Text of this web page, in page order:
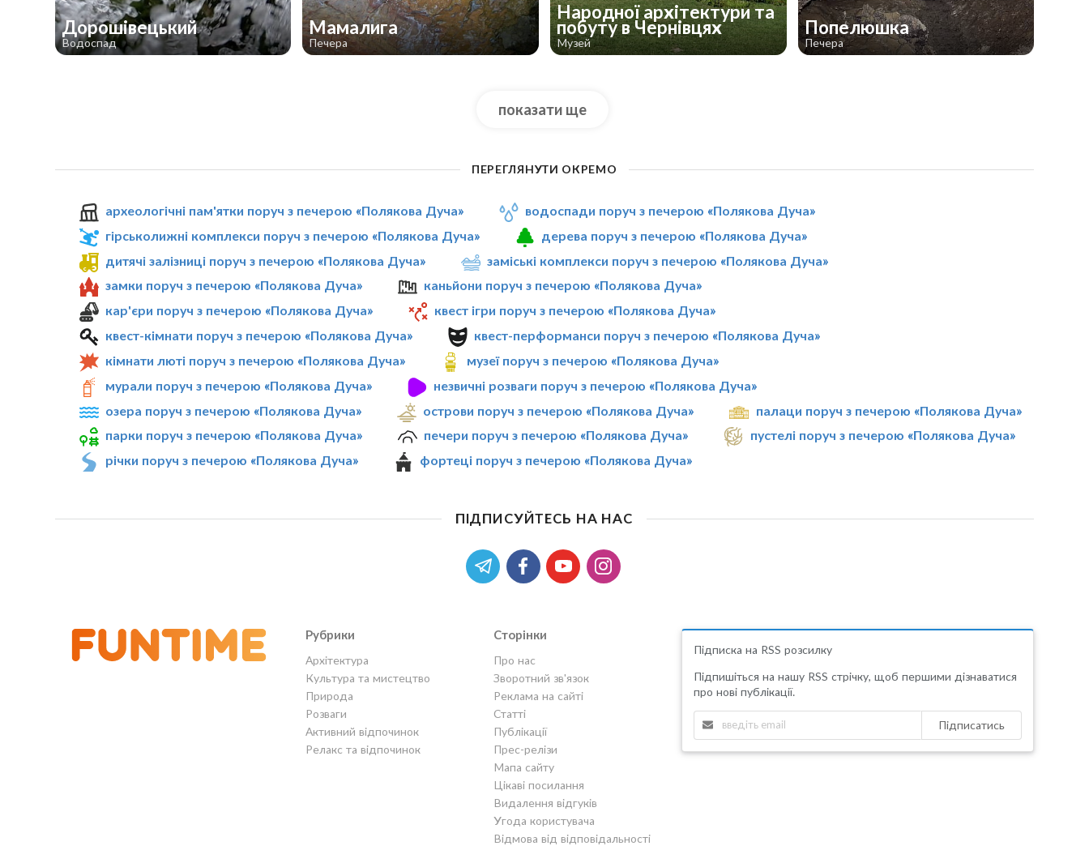
Дорошівецький
Водоспад
Мамалига
Печера
Народної архітектури та
побуту в Чернівцях
Музей
Попелюшка
Печера
показати ще
ПЕРЕГЛЯНУТИ ОКРЕМО
археологічні пам'ятки поруч з печерою «Полякова Дуча»
водоспади поруч з печерою «Полякова Дуча»
гірськолижні комплекси поруч з печерою «Полякова Дуча»
дерева поруч з печерою «Полякова Дуча»
дитячі залізниці поруч з печерою «Полякова Дуча»
заміські комплекси поруч з печерою «Полякова Дуча»
замки поруч з печерою «Полякова Дуча»
каньйони поруч з печерою «Полякова Дуча»
кар'єри поруч з печерою «Полякова Дуча»
квест ігри поруч з печерою «Полякова Дуча»
квест-кімнати поруч з печерою «Полякова Дуча»
квест-перформанси поруч з печерою «Полякова Дуча»
кімнати люті поруч з печерою «Полякова Дуча»
музеї поруч з печерою «Полякова Дуча»
мурали поруч з печерою «Полякова Дуча»
незвичні розваги поруч з печерою «Полякова Дуча»
озера поруч з печерою «Полякова Дуча»
острови поруч з печерою «Полякова Дуча»
палаци поруч з печерою «Полякова Дуча»
парки поруч з печерою «Полякова Дуча»
печери поруч з печерою «Полякова Дуча»
пустелі поруч з печерою «Полякова Дуча»
річки поруч з печерою «Полякова Дуча»
фортеці поруч з печерою «Полякова Дуча»
ПІДПИСУЙТЕСЬ НА НАС
Рубрики
Архітектура
Культура та мистецтво
Природа
Розваги
Активний відпочинок
Релакс та відпочинок
Сторінки
Про нас
Зворотний зв'язок
Реклама на сайті
Статті
Публікації
Прес-релізи
Мапа сайту
Цікаві посилання
Видалення відгуків
Угода користувача
Відмова від відповідальності
Підписка на RSS розсилку
Підпишіться на нашу RSS стрічку, щоб першими дізнаватися
про нові публікації.
Підписатись